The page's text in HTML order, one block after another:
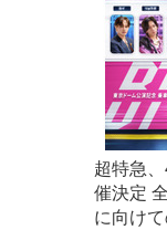
超特急
催決定
に向けて